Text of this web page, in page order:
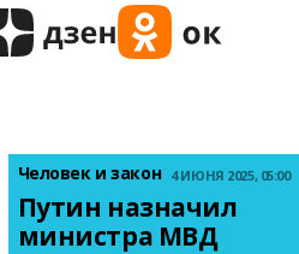
Человек и закон 4 ИЮНЯ 2025, 05:00
Путин назначил
министра МВД